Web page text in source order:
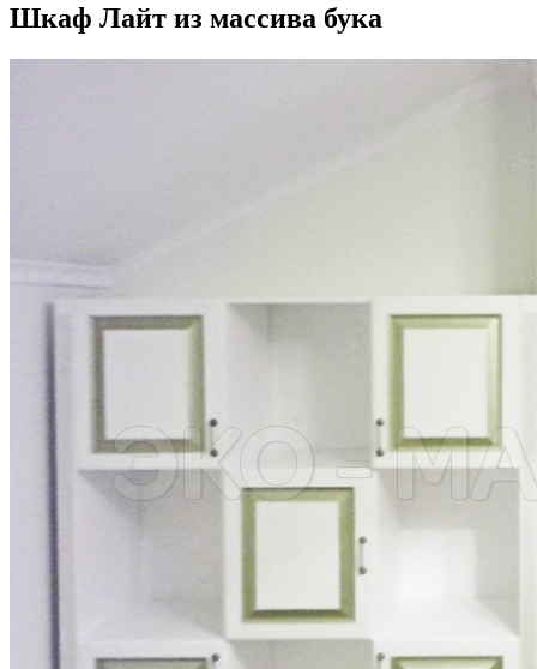
Шкаф Лайт из массива бука